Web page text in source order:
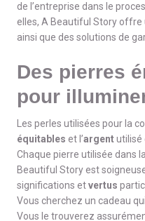
de l’entreprise dans le
elles, A Beautiful Story offre
ainsi que des solutions de
Des pierres
pour
Les perles utilisées pour la
équitables et l’argentutilisé
Chaque pierre utilisée dans
Beautiful Story est
significations etvertus
Vous cherchez un cadeau
Vous le trouverez